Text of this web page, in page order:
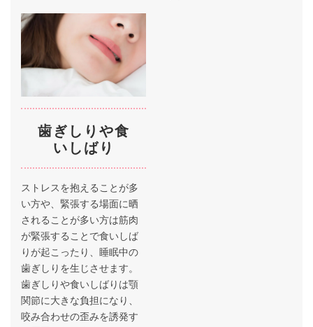
歯ぎしりや食
いしばり
ストレスを抱えることが多
い方や、緊張する場面に晒
されることが多い方は筋肉
が緊張することで食いしば
りが起こったり、睡眠中の
歯ぎしりを生じさせます。
歯ぎしりや食いしばりは顎
関節に大きな負担になり、
咬み合わせの歪みを誘発す